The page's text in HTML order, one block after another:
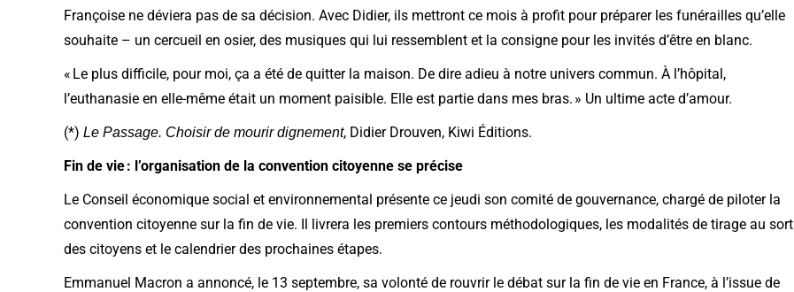
Françoise ne déviera pas de sa décision. Avec Didier, ils mettront ce mois à profit pour préparer les funérailles qu’elle
souhaite – un cercueil en osier, des musiques qui lui ressemblent et la consigne pour les invités d’être en blanc.
« Le plus difficile, pour moi, ça a été de quitter la maison. De dire adieu à notre univers commun. À l’hôpital,
l’euthanasie en elle-même était un moment paisible. Elle est partie dans mes bras. » Un ultime acte d’amour.
(*) Le Passage. Choisir de mourir dignement, Didier Drouven, Kiwi Éditions.
Fin de vie : l’organisation de la convention citoyenne se précise
Le Conseil économique social et environnemental présente ce jeudi son comité de gouvernance, chargé de piloter la
convention citoyenne sur la fin de vie. Il livrera les premiers contours méthodologiques, les modalités de tirage au sort
des citoyens et le calendrier des prochaines étapes.
Emmanuel Macron a annoncé, le 13 septembre, sa volonté de rouvrir le débat sur la fin de vie en France, à l’issue de